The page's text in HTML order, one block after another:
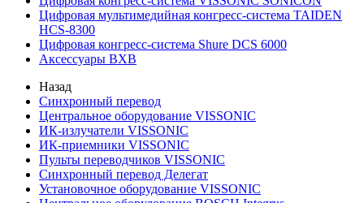
Цифровая мультимедийная конгресс-система TAIDEN
HCS-8300
Цифровая конгресс-система Shure DCS 6000
Аксессуары BXB
Назад
Синхронный перевод
Центральное оборудование VISSONIC
ИК-излучатели VISSONIC
ИК-приемники VISSONIC
Пульты переводчиков VISSONIC
Синхронный перевод Делегат
Установочное оборудование VISSONIC